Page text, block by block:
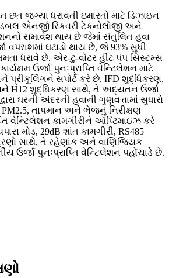
છત જગ્યા ધરાવતી ઇમારતો માટે ડિઝાઇન
એનર્જી રિકવરી ટેકનોલોજી અને
સમાવેશ થાય છે જેમાં સંતુલિત હવા
વપરાશમાં ઘટાડો થાય છે, જે 93% સુધી
ધરાવે છે. એર-ટુ-વોટર હીટ પંપ સિસ્ટમ્સ
ઉર્જા પુનઃપ્રાપ્તિ વેન્ટિલેશન માટે
પ્રીકૂલિંગને સપોર્ટ કરે છે. IFD શુદ્ધિકરણ,
H12 શુદ્ધિકરણ સાથે, તે અદ્યતન ઉર્જા
ઘરની અંદરની હવાની ગુણવત્તામાં સુધારો
PM2.5, તાપમાન અને ભેજનું નિરીક્ષણ
વેન્ટિલેશન કામગીરીને ઑપ્ટિમાઇઝ કરે
મોડ, 29dB શાંત કામગીરી, RS485
સાથે, તે રહેણાંક અને વાણિજ્યિક
ઉર્જા પુનઃપ્રાપ્તિ વેન્ટિલેશન પહોંચાડે છે.